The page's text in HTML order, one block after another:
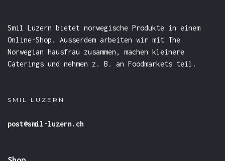
Smil Luzern bietet norwegische Produkte in einem
Online-Shop. Ausserdem arbeiten wir mit The
Norwegian Hausfrau zusammen, machen kleinere
Caterings und nehmen z. B. an Foodmarkets teil.
SMIL LUZERN
post@smil-luzern.ch